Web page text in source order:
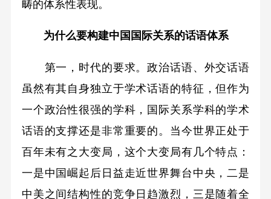
畴的体系性表现。
为什么要构建中国国际关系的话语体系
第一，时代的要求。政治话语、外交话语
虽然有其自身独立于学术话语的特征，但作为
一个政治性很强的学科，国际关系学科的学术
话语的支撑还是非常重要的。当今世界正处于
百年未有之大变局，这个大变局有几个特点：
一是中国崛起后日益走近世界舞台中央，二是
中美之间结构性的竞争日趋激烈，三是随着全